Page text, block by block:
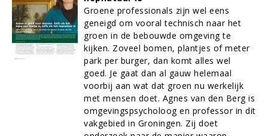
Groene professionals zijn wel eens
geneigd om vooral technisch naar het
groen in de bebouwde omgeving te
kijken. Zoveel bomen, plantjes of meter
park per burger, dan komt alles wel
goed. Je gaat dan al gauw helemaal
voorbij aan wat dat groen nu werkelijk
met mensen doet. Agnes van den Berg is
omgevingspsycholoog en professor in dit
vakgebied in Groningen. Zij doet